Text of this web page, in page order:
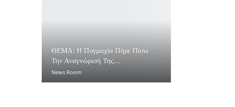
ΘΕΜΑ: Η Πυγμαχία Πήρε Πίσω
Την Αναγνώρισή Της…
News Room